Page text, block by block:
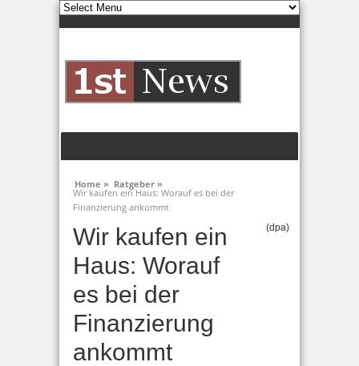
Home » Ratgeber »
Wir kaufen ein Haus: Worauf es bei der
Finanzierung ankommt
Wir kaufen ein
Haus: Worauf
es bei der
Finanzierung
ankommt
(dpa)